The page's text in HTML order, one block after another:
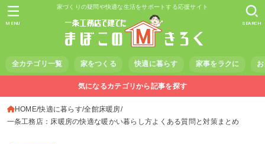
家づくりの疑問や快適な生活をサポートする応援サイト
全カテゴリ一覧 家をつくる 快適に暮らす 家事をラクに
SEARCH
MENU
気になるカテゴリから記事を探す
HOME 快適に暮らす 全館床暖房
一条工務店：床暖房の快適な暖かい暮らし方よくある質問と対策まとめ